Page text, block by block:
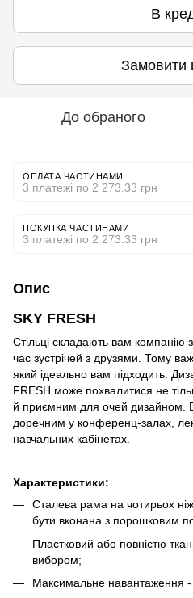
В
Замовити
До обраного
ОПЛАТА ЧАСТИНАМИ
3 платежі по 2 273.33 грн
ПОКУПКА ЧАСТИНАМИ
3 платежі по 2 273.33 грн
Опис
SKY FRESH
Стільці складають вам компанію
час зустрічей з друзями. Тому
який ідеально вам підходить.
FRESH може похвалитися не
й приємним для очей дизайном.
доречним у конференц-залах,
навчальних кабінетах.
Характеристики:
Сталева рама на чотирьох
бути вконана з порошковим
Пластковий або повністю
вибором;
Максимальне навантаження -